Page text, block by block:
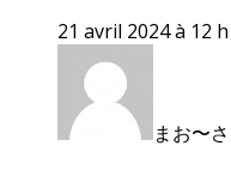
21 avril 2024 à 12
まお〜